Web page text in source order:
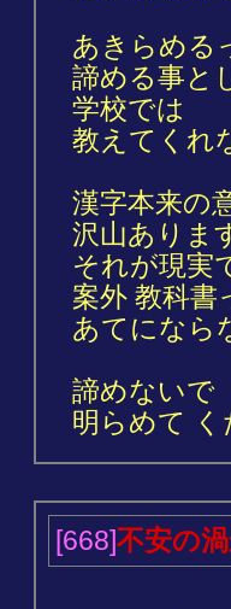
あきらめる
諦める事と
学校では
教えてくれ
漢字本来の
沢山ありま
それが現実
案外 教科書
あてになら
諦めないで
明らめて く
[668]不安の